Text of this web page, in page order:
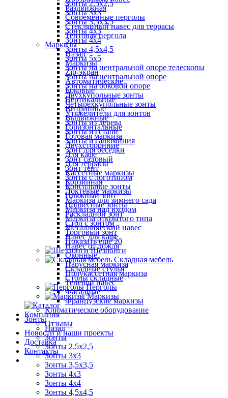
Зонты 2,5х2,5
Зонты 3х3
Зонты 3,5х3,5
Зонты 4х3
Зонты 4х4
Зонты 4,5х4,5
Зонты 5х5
Зонты на центральной опоре телескопы
Зонты на центральной опоре
Зонты на боковой опоре
Двухкупольные зонты
Четырехкупольные зонты
Утяжелители для зонтов
Зонты из дерева
Зонты из стали
Зонты из алюминия
Зонт для беседки
Зонт садовый
Зонт тент
Зонты с логотипом
Консольные зонты
Пляжный зонт
Подвесные зонты
Раскладной зонт
Стол с зонтом
Торговый зонт
Показать ещё 20
Шезлонги
Складная мебель
Складные стулья
Столы складные
Перголы
Маркизы
Компания
Отзывы
Новости и наши проекты
Доставка
Контакты
Раздвижная
Современные перголы
Стеклянный навес для террасы
Тентовая пергола
Маркизы
Назад
Маркизы
Zip-экран
Автоматические
Боковые
Вертикальные
Витринные
Выдвижные
Горизонтальные
Готовая маркиза
Двухсторонние
Для кафе
Для террасы
Кассетные маркизы
Корзинная
Локтевые маркизы
Маркиза для зимнего сада
Маркиза над входом
Маркиза открытого типа
Металлический навес
Навес для кафе
Навес от дождя
Оконные
Парусная маркиза
Полукассетная маркиза
Теневой навес
Фасадные
Французские маркизы
Климатическое оборудование
Зонты
Назад
Зонты
Зонты 2,5х2,5
Зонты 3х3
Зонты 3,5х3,5
Зонты 4х3
Зонты 4х4
Зонты 4,5х4,5